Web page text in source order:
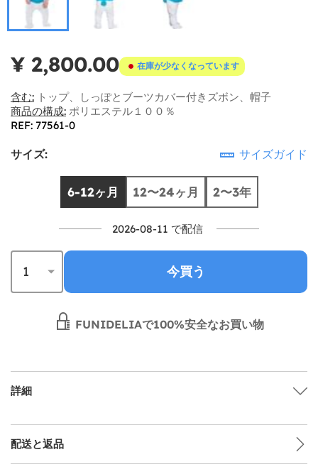
¥ 2,800.00 在庫が少なくなっています
含む: トップ、しっぽとブーツカバー付きズボン、帽子
商品の構成: ポリエステル１００％
REF: 77561-0
サイズ: サイズガイド
6-12ヶ月 12〜24ヶ月 2〜3年
2026-08-11 で配信
今買う
FUNIDELIAで100%安全なお買い物
詳細
配送と返品